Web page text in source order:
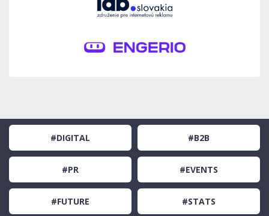
#DIGITAL #B2B
#PR #EVENTS
#FUTURE #STATS